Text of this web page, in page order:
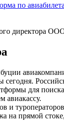
по
директора
сегодня.
для
авиакассу.
и
на прямой